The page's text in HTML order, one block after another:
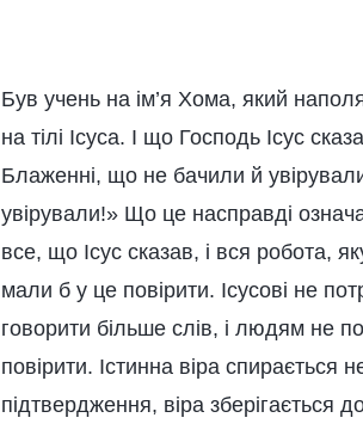
Був учень на ім’я Хома, який
на тілі Ісуса. І що Господь Ісус
Блаженні, що не бачили й
увірували!» Що це насправді
все, що Ісус сказав, і вся робота,
мали б у це повірити. Ісусові не
говорити більше слів, і людям не
повірити. Істинна віра
підтвердження, віра зберігається